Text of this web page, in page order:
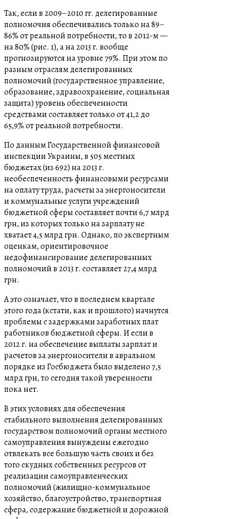
Так, если в 2009–2010 гг. делегированные
полномочия обеспечивались только на 89–
86% от реальной потребности, то в 2012-м —
на 80% (рис. 1), а на 2013 г. вообще
прогнозируются на уровне 79%. При этом по
разным отраслям делегированных
полномочий (государственное управление,
образование, здравоохранение, социальная
защита) уровень обеспеченности
средствами составляет только от 41,2 до
65,9% от реальной потребности.
По данным Государственной финансовой
инспекции Украины, в 505 местных
бюджетах (из 692) на 2013 г.
необеспеченность финансовыми ресурсами
на оплату труда, расчеты за энергоносители
и коммунальные услуги учреждений
бюджетной сферы составляет почти 6,7 млрд
грн, из которых только на зарплату не
хватает 4,5 млрд грн. Однако, по экспертным
оценкам, ориентировочное
недофинансирование делегированных
полномочий в 2013 г. составляет 27,4 млрд
грн.
А это означает, что в последнем квартале
этого года (кстати, как и прошлого) начнутся
проблемы с задержками заработных плат
работников бюджетной сферы. И если в
2012 г. на обеспечение выплаты зарплат и
расчетов за энергоносители в авральном
порядке из Госбюджета было выделено 7,5
млрд грн, то сегодня такой уверенности
пока нет.
В этих условиях для обеспечения
стабильного выполнения делегированных
государством полномочий органы местного
самоуправления вынуждены ежегодно
отвлекать все большую часть своих и без
того скудных собственных ресурсов от
реализации самоуправленческих
полномочий (жилищно-коммунальное
хозяйство, благоустройство, транспортная
сфера, содержание бюджетной и дорожной